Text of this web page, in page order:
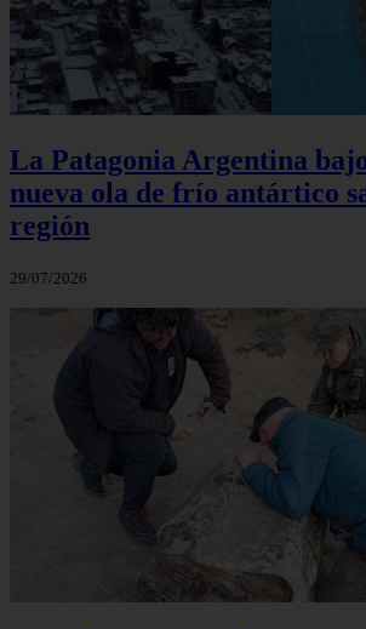
La Patagonia Argentina
nueva ola de frío antártico
región
29/07/2026